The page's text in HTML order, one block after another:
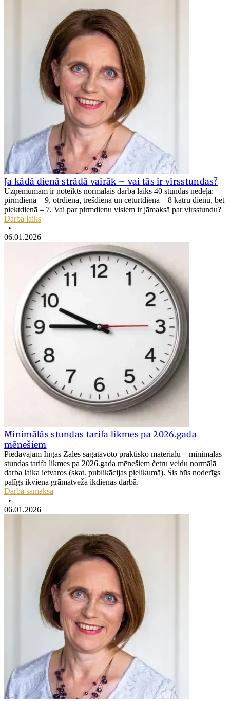
Ja kādā dienā strādā vairāk – vai tās ir virsstundas?
Uzņēmumam ir noteikts normālais darba laiks 40 stundas nedēļā:
pirmdienā – 9, otrdienā, trešdienā un ceturtdienā – 8 katru dienu, bet
piektdienā – 7. Vai par pirmdienu visiem ir jāmaksā par virsstundu?
Darba laiks
•
06.01.2026
Minimālās stundas tarifa likmes pa 2026.gada
mēnešiem
Piedāvājam Ingas Zāles sagatavoto praktisko materiālu – minimālās
stundas tarifa likmes pa 2026.gada mēnešiem četru veidu normālā
darba laika ietvaros (skat. publikācijas pielikumā). Šis būs noderīgs
palīgs ikviena grāmatveža ikdienas darbā.
Darba samaksa
•
06.01.2026